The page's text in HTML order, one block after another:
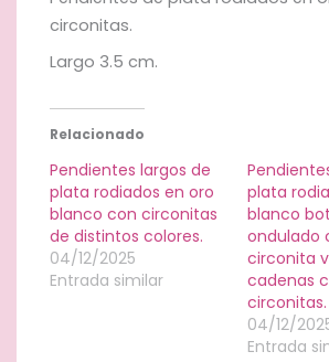
circonitas.
Largo 3.5 cm.
Relacionado
Pendientes largos de
plata rodiados en oro
blanco con circonitas
de distintos colores.
04/12/2025
Entrada similar
plata
blanco
ondulado
circonita
cadenas
circonitas.
04/12/
Entrada